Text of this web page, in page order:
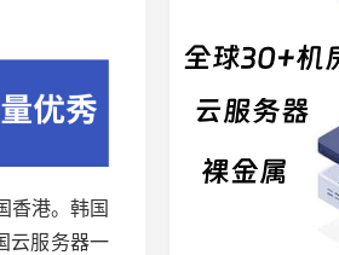
香港。韩国
云服务器一